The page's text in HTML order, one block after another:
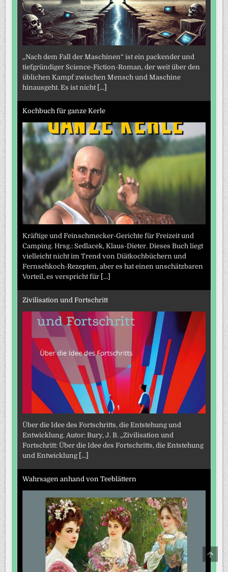
„Nach dem Fall der Maschinen“ ist ein packender und
tiefgründiger Science-Fiction-Roman, der weit über den
üblichen Kampf zwischen Mensch und Maschine
hinausgeht. Es ist nicht [...]
Kochbuch für ganze Kerle
Kräftige und Feinschmecker-Gerichte für Freizeit und
Camping. Hrsg.: Sedlacek, Klaus-Dieter. Dieses Buch liegt
vielleicht nicht im Trend von Diätkochbüchern und
Fernsehkoch-Rezepten, aber es hat einen unschätzbaren
Vorteil, es verspricht für [...]
Zivilisation und Fortschritt
Über die Idee des Fortschritts, die Entstehung und
Entwicklung. Autor: Bury, J. B. „Zivilisation und
Fortschritt: Über die Idee des Fortschritts, die Entstehung
und Entwicklung [...]
Wahrsagen anhand von Teeblättern
TO
TOP